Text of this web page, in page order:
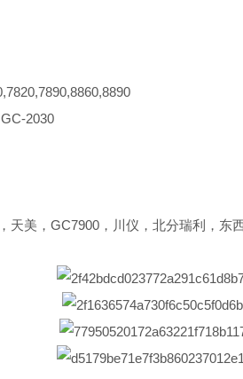
2030
天美，GC7900，川仪，北分瑞利，东